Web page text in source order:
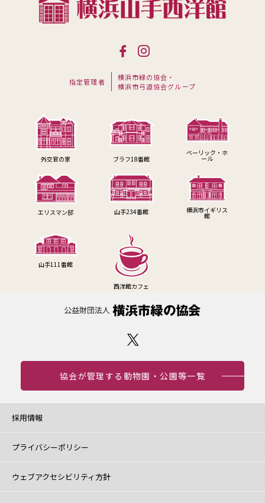
指定管理者
横浜市緑の協会・
横浜市弓道協会グループ
外交官の家 ブラフ18番館
ベーリック・ホ
ール
エリスマン邸 山手234番館 横浜市イギリス
館
山手111番館
西洋館カフェ
協会が管理する動物園・公園等一覧
採用情報
プライバシーポリシー
ウェブアクセシビリティ方針